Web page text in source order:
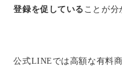
登録を促している ことが分
公式LINEでは高額な有料